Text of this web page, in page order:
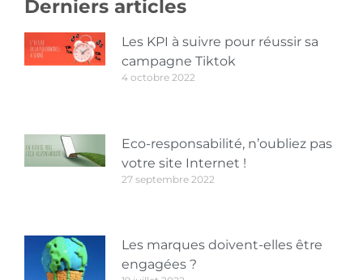
Derniers articles
Les KPI à suivre pour réussir sa
campagne Tiktok
4 octobre 2022
Eco-responsabilité, n’oubliez pas
votre site Internet !
27 septembre 2022
Les marques doivent-elles être
engagées ?